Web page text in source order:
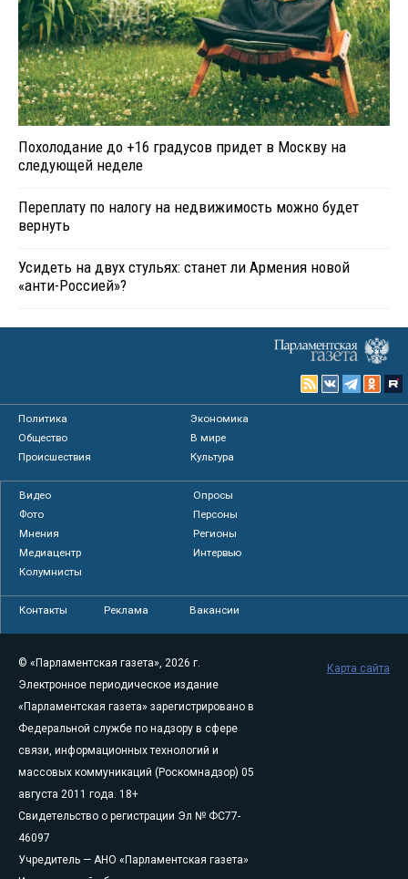
Похолодание до +16 градусов придет в Москву на
следующей неделе
Переплату по налогу на недвижимость можно будет
вернуть
Усидеть на двух стульях: станет ли Армения новой
«анти-Россией»?
Политика
Экономика
Общество
В мире
Происшествия
Культура
Видео
Опросы
Фото
Персоны
Мнения
Регионы
Медиацентр
Интервью
Колумнисты
Контакты Реклама Вакансии
© «Парламентская газета», 2026 г.
Электронное периодическое издание
«Парламентская газета» зарегистрировано в
Федеральной службе по надзору в сфере
связи, информационных технологий и
массовых коммуникаций (Роскомнадзор) 05
августа 2011 года. 18+
Свидетельство о регистрации Эл № ФС77-
46097
Учредитель — АНО «Парламентская газета»
Карта сайта